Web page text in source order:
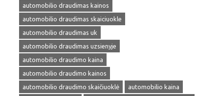
automobilio draudimas kainos
automobilio draudimas skaiciuokle
automobilio draudimas uk
automobilio draudimas uzsienyje
automobilio draudimo kaina
automobilio draudimo kainos
automobilio draudimo skaičiuoklė
automobilio kaina